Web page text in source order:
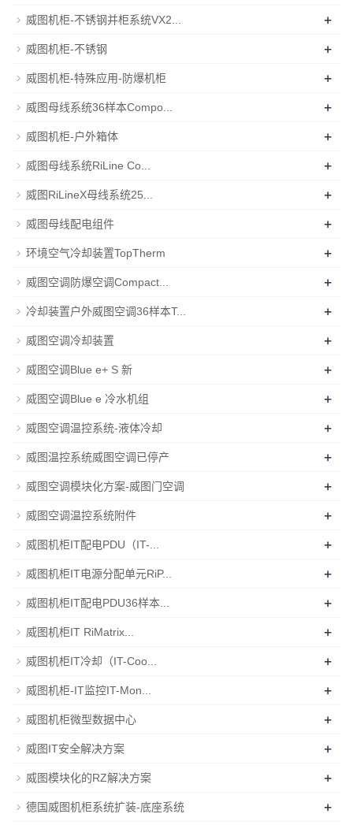
威图机柜-不锈钢并柜系统VX2... +
威图机柜-不锈钢 +
威图机柜-特殊应用-防爆机柜 +
威图母线系统36样本Compo... +
威图机柜-户外箱体 +
威图母线系统RiLine Co... +
威图RiLineX母线系统25... +
威图母线配电组件 +
环境空气冷却装置TopTherm +
威图空调防爆空调Compact... +
冷却装置户外威图空调36样本T... +
威图空调冷却装置 +
威图空调Blue e+ S 新 +
威图空调Blue e 冷水机组 +
威图空调温控系统-液体冷却 +
威图温控系统威图空调已停产 +
威图空调模块化方案-威图门空调 +
威图空调温控系统附件 +
威图机柜IT配电PDU（IT-... +
威图机柜IT电源分配单元RiP... +
威图机柜IT配电PDU36样本... +
威图机柜IT RiMatrix... +
威图机柜IT冷却（IT-Coo... +
威图机柜-IT监控IT-Mon... +
威图机柜微型数据中心 +
威图IT安全解决方案 +
威图模块化的RZ解决方案 +
德国威图机柜系统扩装-底座系统 +